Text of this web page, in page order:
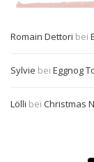
Romain Dettori bei
Sylvie bei Eggnog
Lölli bei Christmas